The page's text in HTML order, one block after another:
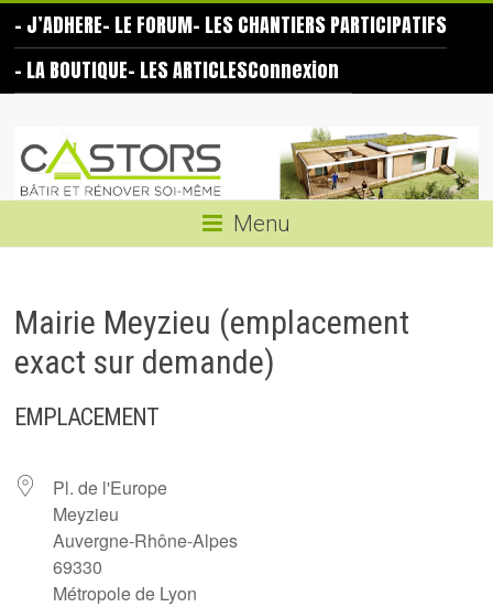
content
– J’ADHERE– LE FORUM– LES CHANTIERS PARTICIPATIFS
– LA BOUTIQUE– LES ARTICLESConnexion
Castors
même
Menu
Mairie Meyzieu (emplacement
exact sur demande)
EMPLACEMENT
Pl. de l'Europe
Meyzieu
Auvergne-Rhône-Alpes
69330
Métropole de Lyon